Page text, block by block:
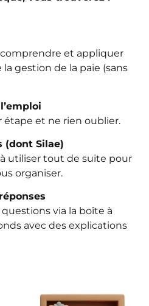
et appliquer
gestion de la paie (sans
étape et ne rien oublier.
(dont Silae)
utiliser tout de suite pour
organiser.
via la boîte à
avec des explications